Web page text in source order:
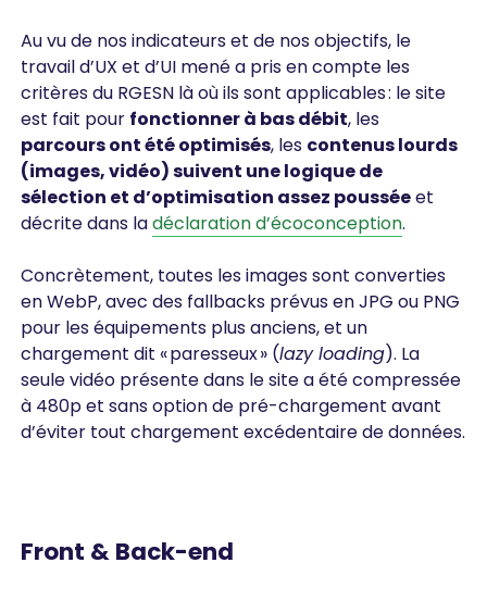
Au vu de nos indicateurs et de nos objectifs, le
travail d’UX et d’UI mené a pris en compte les
critères du RGESN là où ils sont applicables : le site
est fait pour fonctionner à bas débit, les
parcours ont été optimisés, les contenus lourds
(images, vidéo) suivent une logique de
sélection et d’optimisation assez pousséeet
décrite dans ladéclaration d’écoconception.
Concrètement, toutes les images sont converties
en WebP, avec des fallbacks prévus en JPG ou PNG
pour les équipements plus anciens, et un
chargement dit « paresseux » (lazy loading). La
seule vidéo présente dans le site a été compressée
à 480p et sans option de pré-chargement avant
d’éviter tout chargement excédentaire de données.
Front & Back-end